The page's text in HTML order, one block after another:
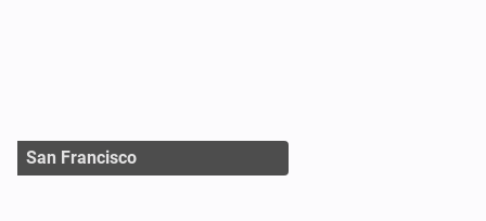
San Francisco